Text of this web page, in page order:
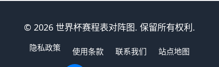
© 2026 世界杯赛程表对阵图. 保留所有权利.
隐私政策 使用条款 联系我们 站点地图